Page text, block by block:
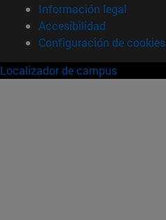
Información legal
Accesibilidad
Configuración de cookies
Localizador de campus